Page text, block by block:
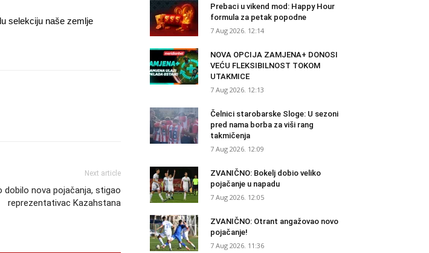
selekciju naše zemlje
Next article
dobilo nova pojačanja, stigao
reprezentativac Kazahstana
Prebaci u vikend mod: Happy Hour
formula za petak popodne
7 Aug 2026. 12:14
NOVA OPCIJA ZAMJENA+ DONOSI
VEĆU FLEKSIBILNOST TOKOM
UTAKMICE
7 Aug 2026. 12:13
Čelnici starobarske Sloge: U sezoni
pred nama borba za viši rang
takmičenja
7 Aug 2026. 12:09
ZVANIČNO: Bokelj dobio veliko
pojačanje u napadu
7 Aug 2026. 12:05
ZVANIČNO: Otrant angažovao novo
pojačanje!
7 Aug 2026. 11:36